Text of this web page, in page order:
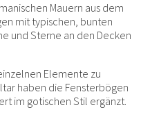
Mauern aus dem
mit typischen, bunten
und Sterne an den Decken
Elemente zu
haben die Fensterbögen
im gotischen Stil ergänzt.